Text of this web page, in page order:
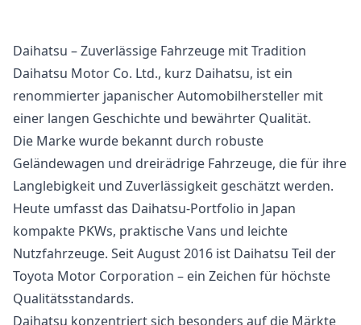
Daihatsu – Zuverlässige Fahrzeuge mit Tradition
Daihatsu Motor Co. Ltd., kurz Daihatsu, ist ein
renommierter japanischer Automobilhersteller mit
einer langen Geschichte und bewährter Qualität.
Die Marke wurde bekannt durch robuste
Geländewagen und dreirädrige Fahrzeuge, die für ihre
Langlebigkeit und Zuverlässigkeit geschätzt werden.
Heute umfasst das Daihatsu-Portfolio in Japan
kompakte PKWs, praktische Vans und leichte
Nutzfahrzeuge. Seit August 2016 ist Daihatsu Teil der
Toyota Motor Corporation – ein Zeichen für höchste
Qualitätsstandards.
Daihatsu konzentriert sich besonders auf die Märkte